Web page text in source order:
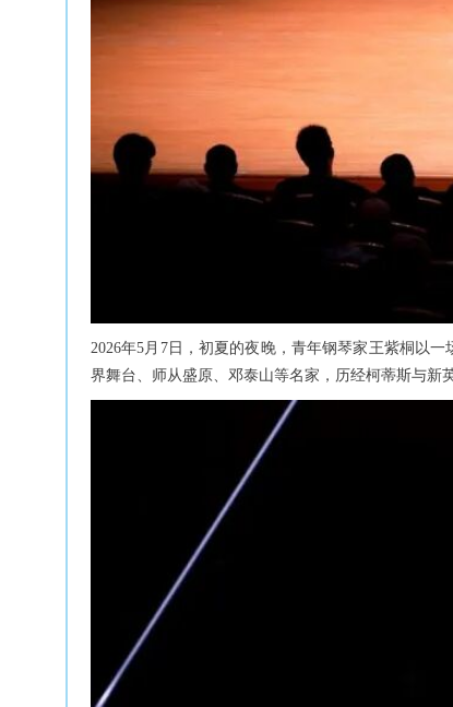
2026年5月7日，初夏的夜晚，青年钢琴家王紫桐以
界舞台、师从盛原、邓泰山等名家，历经柯蒂斯与新